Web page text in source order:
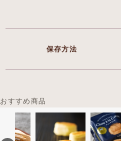
保存方法
おすすめ商品